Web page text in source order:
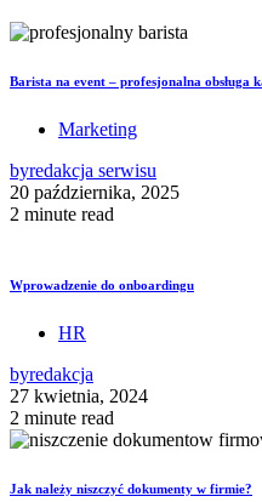
Barista na event – profesjonalna obsługa
Marketing
byredakcja serwisu
20 października, 2025
2 minute read
Wprowadzenie do onboardingu
HR
byredakcja
27 kwietnia, 2024
2 minute read
Jak należy niszczyć dokumenty w firmie?